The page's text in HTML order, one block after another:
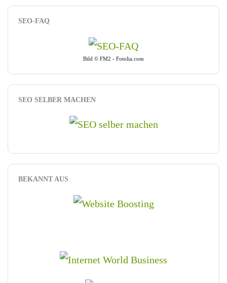
SEO-FAQ
Bild © FM2 - Fotolia.com
SEO SELBER MACHEN
BEKANNT AUS